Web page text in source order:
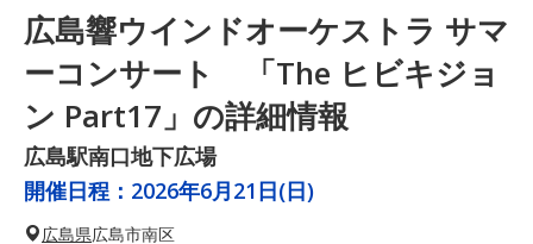
広島響ウインドオーケストラ サマ
ーコンサート 「The ヒビキジョ
ン Part17」の詳細情報
広島駅南口地下広場
開催日程： 2026年6月21日(日)
広島県広島市南区